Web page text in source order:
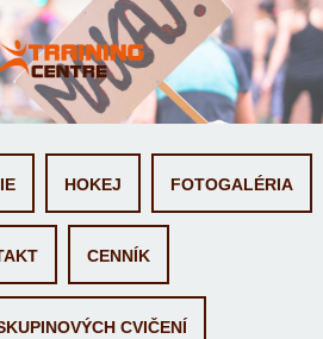
HOKEJ FOTOGALÉRIA
CENNÍK
CVIČENÍ